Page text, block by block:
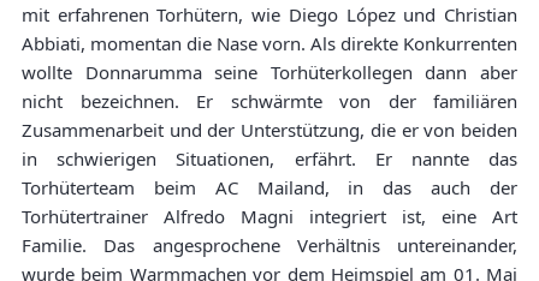
mit erfahrenen Torhütern, wie Diego López und Christian
Abbiati, momentan die Nase vorn. Als direkte Konkurrenten
wollte Donnarumma seine Torhüterkollegen dann aber
nicht bezeichnen. Er schwärmte von der familiären
Zusammenarbeit und der Unterstützung, die er von beiden
in schwierigen Situationen, erfährt. Er nannte das
Torhüterteam beim AC Mailand, in das auch der
Torhütertrainer Alfredo Magni integriert ist, eine Art
Familie. Das angesprochene Verhältnis untereinander,
wurde beim Warmmachen vor dem Heimspiel am 01. Mai